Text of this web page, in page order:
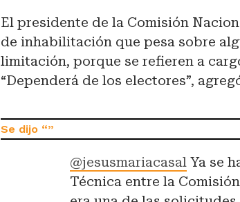
El presidente de la Comisión
de inhabilitación que pesa sobre
limitación, porque se refieren a
“Dependerá de los electores”,
@jesusmariacasal Ya se
Técnica entre la